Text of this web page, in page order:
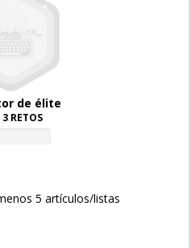
de élite
3 RETOS
5 artículos/listas